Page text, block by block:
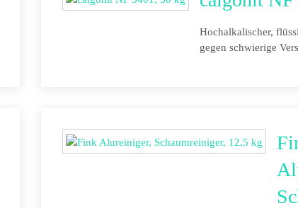
Hochalkalischer,
gegen schwierige